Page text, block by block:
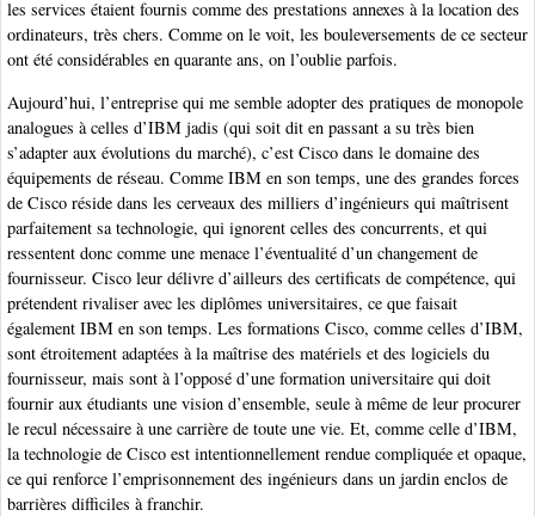
les services étaient fournis comme des prestations annexes à la location des
ordinateurs, très chers. Comme on le voit, les bouleversements de ce secteur
ont été considérables en quarante ans, on l’oublie parfois.
Aujourd’hui, l’entreprise qui me semble adopter des pratiques de monopole
analogues à celles d’IBM jadis (qui soit dit en passant a su très bien
s’adapter aux évolutions du marché), c’est Cisco dans le domaine des
équipements de réseau. Comme IBM en son temps, une des grandes forces
de Cisco réside dans les cerveaux des milliers d’ingénieurs qui maîtrisent
parfaitement sa technologie, qui ignorent celles des concurrents, et qui
ressentent donc comme une menace l’éventualité d’un changement de
fournisseur. Cisco leur délivre d’ailleurs des certificats de compétence, qui
prétendent rivaliser avec les diplômes universitaires, ce que faisait
également IBM en son temps. Les formations Cisco, comme celles d’IBM,
sont étroitement adaptées à la maîtrise des matériels et des logiciels du
fournisseur, mais sont à l’opposé d’une formation universitaire qui doit
fournir aux étudiants une vision d’ensemble, seule à même de leur procurer
le recul nécessaire à une carrière de toute une vie. Et, comme celle d’IBM,
la technologie de Cisco est intentionnellement rendue compliquée et opaque,
ce qui renforce l’emprisonnement des ingénieurs dans un jardin enclos de
barrières difficiles à franchir.